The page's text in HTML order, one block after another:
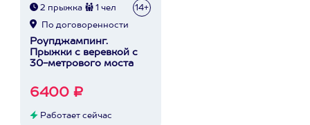
2 прыжка 1 чел 14+
По договоренности
Роупджампинг.
Прыжки с веревкой с
30-метрового моста
6400 ₽
Работает сейчас